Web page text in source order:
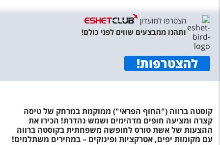
שירות לקוחות
תקנון
עקבו אחרינו
הצטרפו למועדון
ותהנו ממבצעים שווים לפני כולם!
להצטרפות!
קוסטה ברווה ("החוף הפראי") ממוקמת במרחק של טיסה
קצרה ומציעה חופים מדהימים ושמש נהדרת! הכירו את
ההצעות של אשת טורס לחופשה משפחתית בקוסטה ברווה
עם מקומות יפים, אטרקציות ופינוקים – במחירים משתלמים!